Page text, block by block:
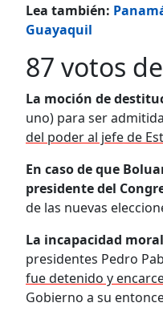
Lea también:
Guayaquil
87 votos
La moción de
uno) para ser
del poder al jefe de
En caso de que
presidente del
de las nuevas
La incapacidad
presidentes Pedro
fue detenido y
Gobierno a su